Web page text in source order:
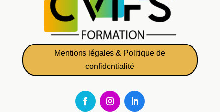
Mentions légales & Politique de
confidentialité